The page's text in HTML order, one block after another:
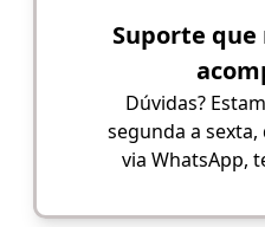
Suporte
Dúvidas?
segunda a sexta,
via WhatsApp,